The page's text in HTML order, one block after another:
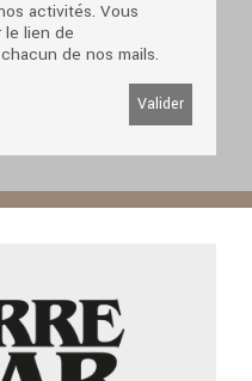
activités. Vous
lien de
de nos mails.